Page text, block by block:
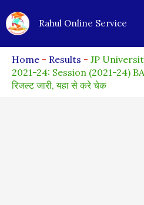
to
Rahul Online Service
Home - Results - JP
2021-24: Session (2021-24)
रिजल्ट जारी, यहा से करे चेक